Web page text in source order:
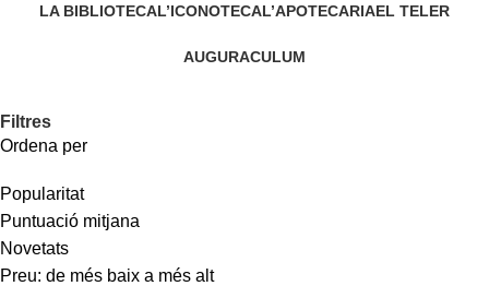
LA BIBLIOTECAL’ICONOTECAL’APOTECARIAEL TELER
AUGURACULUM
Filtres
Ordena per
Popularitat
Puntuació mitjana
Novetats
Preu: de més baix a més alt